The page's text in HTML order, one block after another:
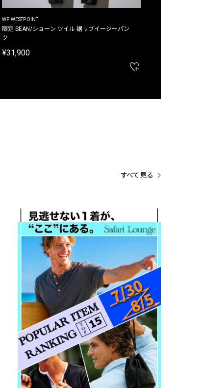
WP WESTPOINT
限定 SEAN/ショーン ツイル 裾リブイージーパン
ツ
¥31,900
すべて見る